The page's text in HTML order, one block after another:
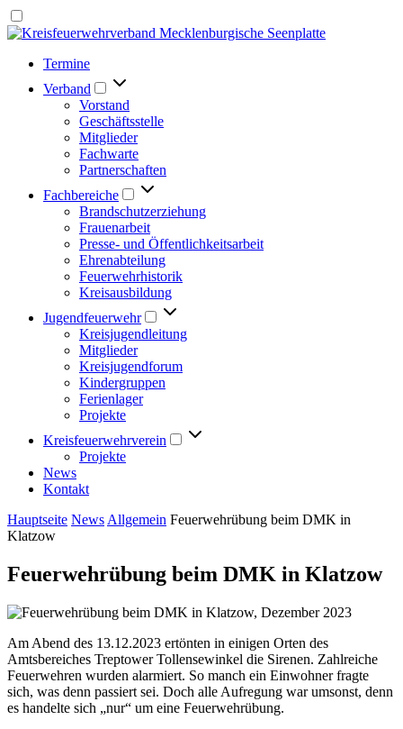
Termine
Verband
Vorstand
Geschäftsstelle
Mitglieder
Fachwarte
Partnerschaften
Fachbereiche
Brandschutzerziehung
Frauenarbeit
Presse- und Öffentlichkeitsarbeit
Ehrenabteilung
Feuerwehrhistorik
Kreisausbildung
Jugendfeuerwehr
Kreisjugendleitung
Mitglieder
Kreisjugendforum
Kindergruppen
Ferienlager
Projekte
Kreisfeuerwehrverein
Projekte
News
Kontakt
Hauptseite News Allgemein Feuerwehrübung beim DMK in
Klatzow
Feuerwehrübung beim DMK in Klatzow
Am Abend des 13.12.2023 ertönten in einigen Orten des
Amtsbereiches Treptower Tollensewinkel die Sirenen. Zahlreiche
Feuerwehren wurden alarmiert. So manch ein Einwohner fragte
sich, was denn passiert sei. Doch alle Aufregung war umsonst, denn
es handelte sich „nur“ um eine Feuerwehrübung.